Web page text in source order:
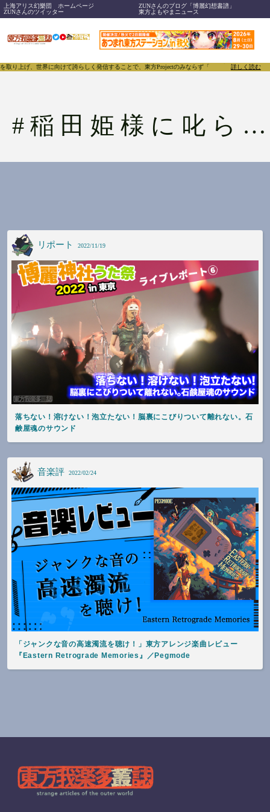
上海アリス幻樂団 ホームページ
ZUNさんのブログ「博麗幻想書譜」
ZUNさんのツイッター
東方よもやまニュース
上げ、世界に向けて誇らしく発信することで、東方Projectのみならず「同人文化」そのものを
詳しく読む
# 稲田姫様に叱られるから
リポート 2022/11/19
落ちない！溶けない！泡立たない！脳裏にこびりついて離れない。石
鹸屋魂のサウンド
音楽評 2022/02/24
「ジャンクな音の高速濁流を聴け！」東方アレンジ楽曲レビュー
『Eastern Retrograde Memories』／Pegmode